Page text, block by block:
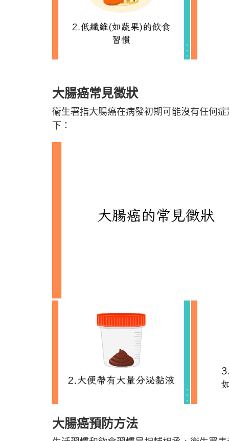
大腸癌常見徵狀
衞生署指大腸癌在病發初期可能沒有任何
下：
大腸癌預防方法